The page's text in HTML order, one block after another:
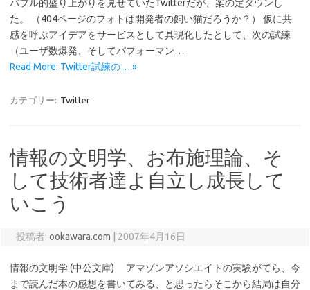
バブル的盛り上がりを見せていたTwitterだが、案の定ダウンし
た。 （404ページのフォトは開発者の飼い猫だろうか？） 仮に共
感を呼ぶアイデアをサービスとして具現化したとして、次の試練
（ユーザ数爆発、そしてパフォーマン…
Read More: Twitter試練の… »
カテゴリー: Twitter
情報の文明学、お布施理論、そ
して技術者達よ自立し成長して
いこう
投稿者: ookawara.com 2007年4月16日
情報の文明学 (中公文庫) アマゾンアソシエイトの実験がてら、今
まで読んだ本の感想を書いてみる、と思ったらそこから結局は自分